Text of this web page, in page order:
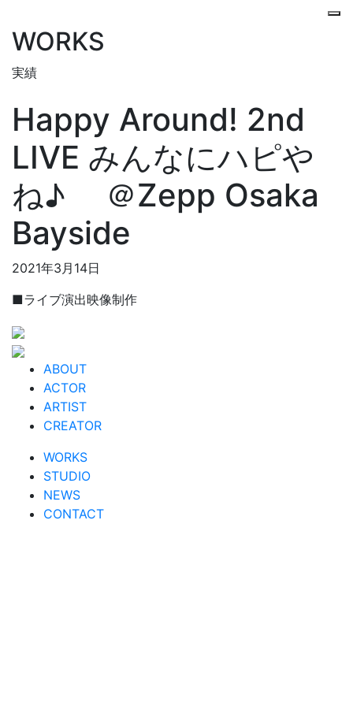
WORKS
実績
Happy Around! 2nd
LIVE みんなにハピや
ね♪ ＠Zepp Osaka
Bayside
2021年3月14日
■ライブ演出映像制作
ABOUT
ACTOR
ARTIST
CREATOR
WORKS
STUDIO
NEWS
CONTACT